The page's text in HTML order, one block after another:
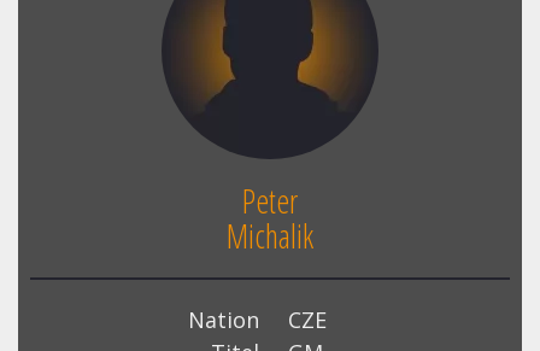
Peter
Michalik
Nation
CZE